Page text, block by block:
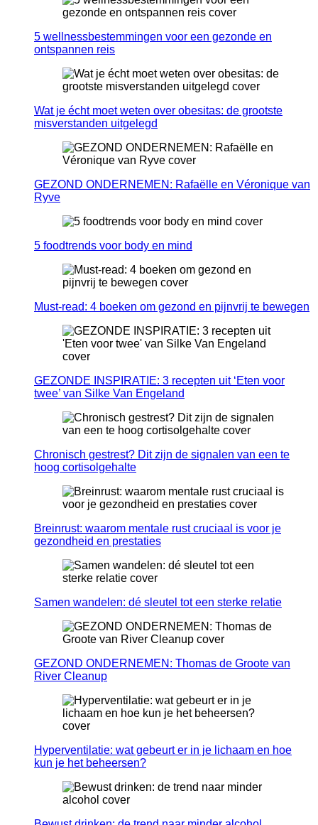
5 wellnessbestemmingen voor een gezonde en
ontspannen reis
Wat je écht moet weten over obesitas: de grootste
misverstanden uitgelegd
GEZOND ONDERNEMEN: Rafaëlle en Véronique van
Ryve
5 foodtrends voor body en mind
Must-read: 4 boeken om gezond en pijnvrij te bewegen
GEZONDE INSPIRATIE: 3 recepten uit ‘Eten voor
twee’ van Silke Van Engeland
Chronisch gestrest? Dit zijn de signalen van een te
hoog cortisolgehalte
Breinrust: waarom mentale rust cruciaal is voor je
gezondheid en prestaties
Samen wandelen: dé sleutel tot een sterke relatie
GEZOND ONDERNEMEN: Thomas de Groote van
River Cleanup
Hyperventilatie: wat gebeurt er in je lichaam en hoe
kun je het beheersen?